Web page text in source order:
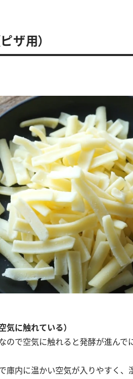
ザ用）
気に触れている）
ので空気に触れると発酵が進んで
庫内に温かい空気が入りやすく